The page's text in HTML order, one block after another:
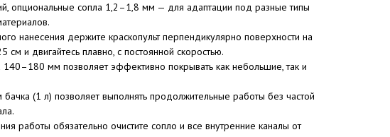
опциональные сопла 1,2–1,8 мм — для адаптации под разные типы
нанесения держите краскопульт перпендикулярно поверхности на
см и двигайтесь плавно, с постоянной скоростью.
140–180 мм позволяет эффективно покрывать как небольшие, так и
(1 л) позволяет выполнять продолжительные работы без частой
работы обязательно очистите сопло и все внутренние каналы от